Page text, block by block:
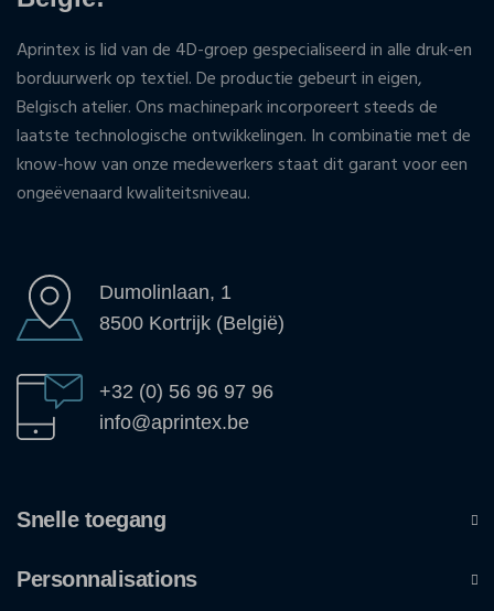
Aprintex is lid van de 4D-groep gespecialiseerd in alle druk-en
borduurwerk op textiel. De productie gebeurt in eigen,
Belgisch atelier. Ons machinepark incorporeert steeds de
laatste technologische ontwikkelingen. In combinatie met de
know-how van onze medewerkers staat dit garant voor een
ongeëvenaard kwaliteitsniveau.
Dumolinlaan, 1
8500 Kortrijk (België)
+32 (0) 56 96 97 96
info@aprintex.be
Snelle toegang
Personnalisations